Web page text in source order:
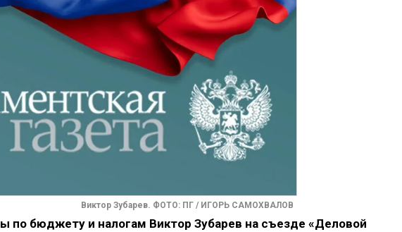
Виктор Зубарев. ФОТО: ПГ / ИГОРЬ САМОХВАЛОВ
по бюджету и налогам Виктор Зубарев на съезде «Деловой